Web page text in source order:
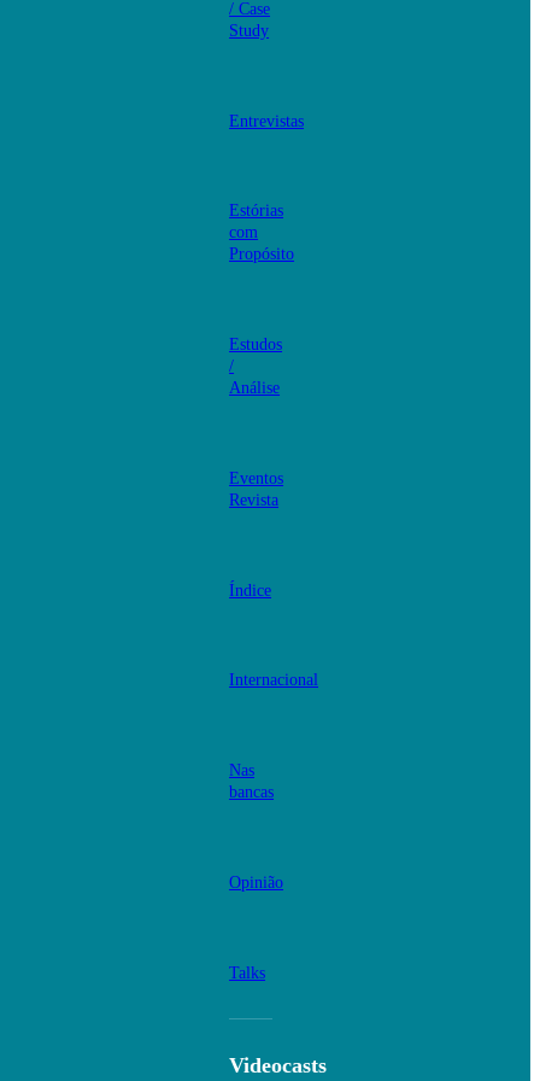
/ Case
Study
Entrevistas
Estórias
com
Propósito
Estudos
/
Análise
Eventos
Revista
Índice
Internacional
Nas
bancas
Opinião
Talks
Videocasts